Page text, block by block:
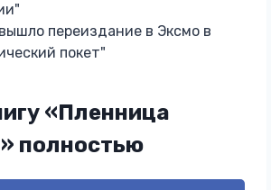
переиздание в Эксмо в
покет"
«Пленница
полностью